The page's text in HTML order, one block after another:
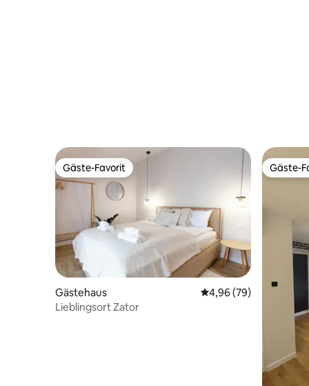
Gäste-Favorit
Gäste-Favorit
Gästehaus Durchschnittliche
4,96 (79)
Lieblingsort Zator
Gäste-
Gäste-